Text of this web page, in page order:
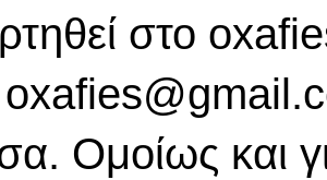
στο
Ομοίως και